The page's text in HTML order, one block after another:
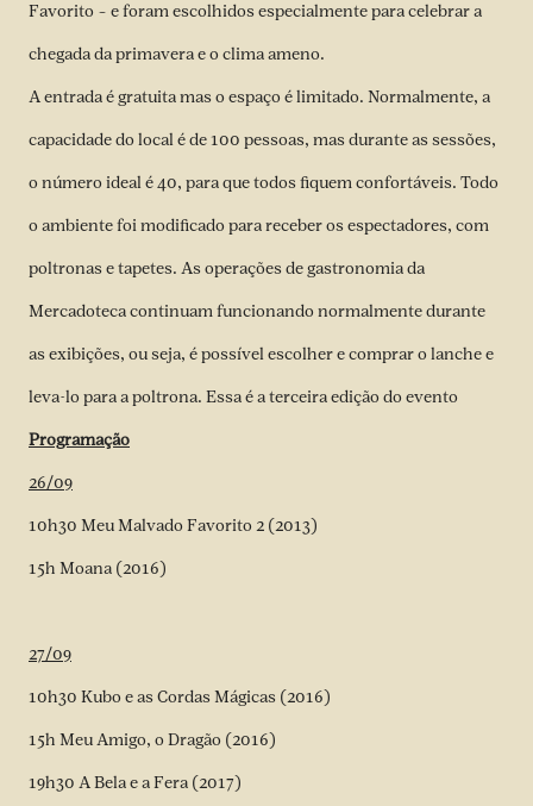
Favorito – e foram escolhidos especialmente para celebrar a
chegada da primavera e o clima ameno.
A entrada é gratuita mas o espaço é limitado. Normalmente, a
capacidade do local é de 100 pessoas, mas durante as sessões,
o número ideal é 40, para que todos fiquem confortáveis. Todo
o ambiente foi modificado para receber os espectadores, com
poltronas e tapetes. As operações de gastronomia da
Mercadoteca continuam funcionando normalmente durante
as exibições, ou seja, é possível escolher e comprar o lanche e
leva-lo para a poltrona. Essa é a terceira edição do evento
Programação
26/09
10h30 Meu Malvado Favorito 2 (2013)
15h Moana (2016)
27/09
10h30 Kubo e as Cordas Mágicas (2016)
15h Meu Amigo, o Dragão (2016)
19h30 A Bela e a Fera (2017)